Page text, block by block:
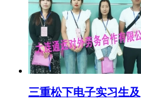
三重松下电子实习生及